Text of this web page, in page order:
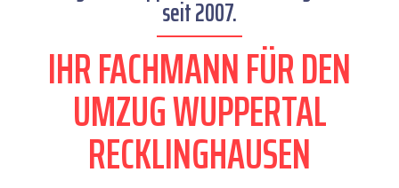
seit 2007.
IHR FACHMANN FÜR DEN
UMZUG WUPPERTAL
RECKLINGHAUSEN